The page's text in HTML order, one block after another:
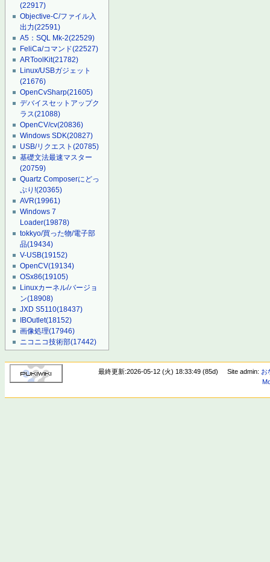
(22917)
Objective-C/ファイル入
出力(22591)
A5：SQL Mk-2(22529)
FeliCa/コマンド(22527)
ARToolKit(21782)
Linux/USBガジェット
(21676)
OpenCvSharp(21605)
デバイスセットアップク
ラス(21088)
OpenCV/cv(20836)
Windows SDK(20827)
USB/リクエスト(20785)
基礎文法最速マスター
(20759)
Quartz Composerにどっ
ぷり!(20365)
AVR(19961)
Windows 7
Loader(19878)
tokkyo/買った物/電子部
品(19434)
V-USB(19152)
OpenCV(19134)
OSx86(19105)
Linuxカーネル/バージョ
ン(18908)
JXD S5110(18437)
IBOutlet(18152)
画像処理(17946)
ニコニコ技術部(17442)
最終更新:2026-05-12 (火) 18:33:49 (85d) Site admin: お